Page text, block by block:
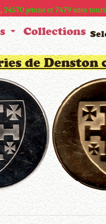
24570jetons et 7479 sites
Collections
de Denston